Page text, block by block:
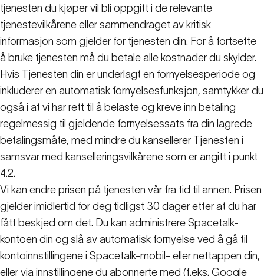
tjenesten du kjøper vil bli oppgitt i de relevante
tjenestevilkårene eller sammendraget av kritisk
informasjon som gjelder for tjenesten din. For å fortsette
å bruke tjenesten må du betale alle kostnader du skylder.
Hvis Tjenesten din er underlagt en fornyelsesperiode og
inkluderer en automatisk fornyelsesfunksjon, samtykker du
også i at vi har rett til å belaste og kreve inn betaling
regelmessig til gjeldende fornyelsessats fra din lagrede
betalingsmåte, med mindre du kansellerer Tjenesten i
samsvar med kanselleringsvilkårene som er angitt i punkt
4.2.
Vi kan endre prisen på tjenesten vår fra tid til annen. Prisen
gjelder imidlertid for deg tidligst 30 dager etter at du har
fått beskjed om det. Du kan administrere Spacetalk-
kontoen din og slå av automatisk fornyelse ved å gå til
kontoinnstillingene i Spacetalk-mobil- eller nettappen din,
eller via innstillingene du abonnerte med (f.eks. Google